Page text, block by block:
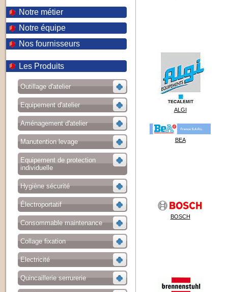
Notre métier
Notre équipe
Nos fournisseurs
Les Produits
Outillage d'atelier
Equipement d'atelier
Aménagement d'atelier
Manutention levage
Equipement de protection
individuelle
Hygiène sécurité
Électroportatif
Consommable maintenance
Collage fixation
Electricité
Quincaillerie serrurerie
ALGI
BEA
BOSCH